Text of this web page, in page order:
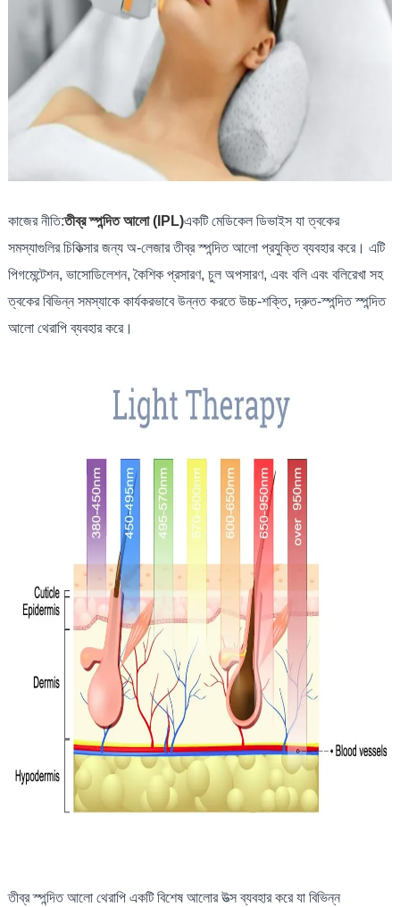
কাজের নীতি:তীব্র স্পন্দিত আলো (IPL)একটি মেডিকেল ডিভাইস যা ত্বকের
সমস্যাগুলির চিকিত্সার জন্য অ-লেজার তীব্র স্পন্দিত আলো প্রযুক্তি ব্যবহার করে। এটি
পিগমেন্টেশন, ভাসোডিলেশন, কৈশিক প্রসারণ, চুল অপসারণ, এবং বলি এবং বলিরেখা সহ
ত্বকের বিভিন্ন সমস্যাকে কার্যকরভাবে উন্নত করতে উচ্চ-শক্তি, দ্রুত-স্পন্দিত স্পন্দিত
আলো থেরাপি ব্যবহার করে।
তীব্র স্পন্দিত আলো থেরাপি একটি বিশেষ আলোর উত্স ব্যবহার করে যা বিভিন্ন